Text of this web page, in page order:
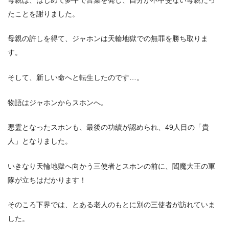
たことを謝りました。
母親の許しを得て、ジャホンは天輪地獄での無罪を勝ち取りま
す。
そして、新しい命へと転生したのです…。
物語はジャホンからスホンへ。
悪霊となったスホンも、最後の功績が認められ、49人目の「貴
人」となりました。
いきなり天輪地獄へ向かう三使者とスホンの前に、閻魔大王の軍
隊が立ちはだかります！
そのころ下界では、とある老人のもとに別の三使者が訪れていま
した。